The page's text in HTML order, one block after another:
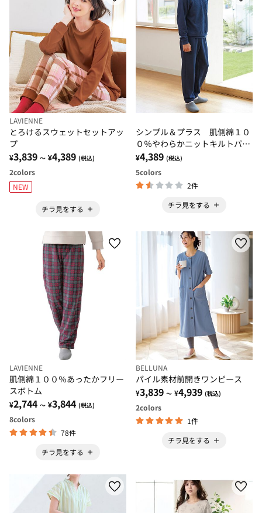
LAVIENNE
とろけるスウェットセットアッ
プ
¥3,839 ～ ¥4,389 (税込)
2colors
NEW
チラ見をする
シンプル＆プラス 肌側綿１０
０％やわらかニットキルトパジ
ャマ
¥4,389 (税込)
5colors
2件
チラ見をする
LAVIENNE
肌側綿１００％あったかフリー
スボトム
¥2,744 ～ ¥3,844 (税込)
8colors
78件
チラ見をする
BELLUNA
パイル素材前開きワンピース
¥3,839 ～ ¥4,939 (税込)
2colors
1件
チラ見をする